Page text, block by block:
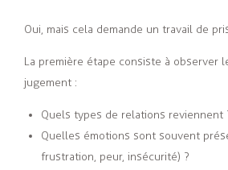
Oui, mais cela demande un travail de
La première étape consiste à observer
jugement :
Quels types de relations reviennent
Quelles émotions sont souvent
frustration, peur, insécurité) ?